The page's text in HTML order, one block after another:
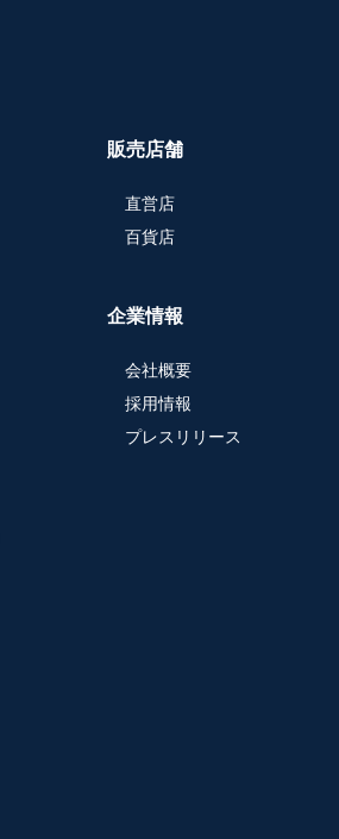
販売店舗
直営店
百貨店
企業情報
会社概要
採用情報
プレスリリース